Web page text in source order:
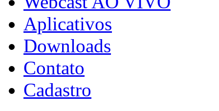
Aplicativos
Downloads
Contato
Cadastro